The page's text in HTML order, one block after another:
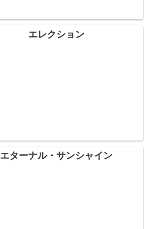
エレクション
エターナル・サンシャイン